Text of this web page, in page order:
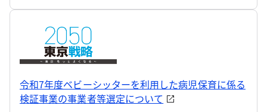
を実施しています。 この度、支援対象事業5件を決定
しましたので、お知らせします。
令和7年度ベビーシッターを利用した病児保育に係る
検証事業の事業者等選定について